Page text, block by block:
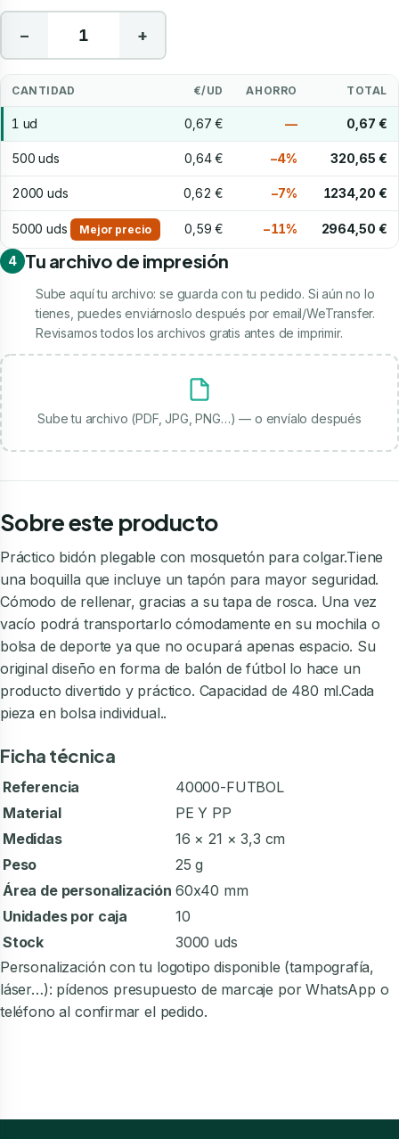
− +
CANTIDAD €/UD AHORRO TOTAL
1 ud 0,67 € — 0,67 €
500 uds 0,64 € −4% 320,65 €
2000 uds 0,62 € −7% 1234,20 €
5000 uds Mejor precio 0,59 € −11% 2964,50 €
4 Tu archivo de impresión
Sube aquí tu archivo: se guarda con tu pedido. Si aún no lo
tienes, puedes enviárnoslo después por email/WeTransfer.
Revisamos todos los archivos gratis antes de imprimir.
Sube tu archivo (PDF, JPG, PNG…) — o envíalo después
Sobre este producto
Práctico bidón plegable con mosquetón para colgar.Tiene
una boquilla que incluye un tapón para mayor seguridad.
Cómodo de rellenar, gracias a su tapa de rosca. Una vez
vacío podrá transportarlo cómodamente en su mochila o
bolsa de deporte ya que no ocupará apenas espacio. Su
original diseño en forma de balón de fútbol lo hace un
producto divertido y práctico. Capacidad de 480 ml.Cada
pieza en bolsa individual..
Ficha técnica
Referencia
40000-FUTBOL
Material
PE Y PP
Medidas
16 × 21 × 3,3 cm
Peso
25 g
Área de personalización 60x40 mm
Unidades por caja
10
Stock
3000 uds
Personalización con tu logotipo disponible (tampografía,
láser…): pídenos presupuesto de marcaje por WhatsApp o
teléfono al confirmar el pedido.